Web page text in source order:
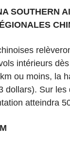
SOUTHERN
intérieurs
ou moins, la
dollars). Sur les
atteindra